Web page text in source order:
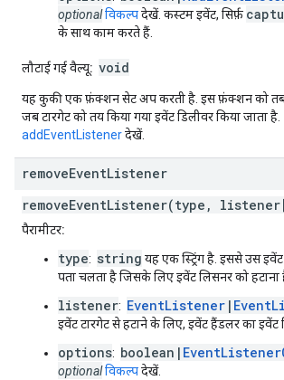
optionalविकल्पदेखें. कस्टम इवेंट, सिर्फ़
के साथ काम करते हैं.
लौटाई गई वैल्यू: void
यह कुकी एक फ़ंक्शन सेट अप करती है. इस फ़ंक्शन को तब
जब टारगेट को तय किया गया इवेंट डिलीवर किया जाता है.
addEventListenerदेखें.
removeEventListener
removeEventListener(type,
पैरामीटर:
type: string यह एक स्ट्रिंग है. इससे उस
पता चलता है जिसके लिए इवेंट लिसनर को हटाना
listener: EventListener |
इवेंट टारगेट से हटाने के लिए, इवेंट हैंडलर का इवेंट
options: boolean|
optionalविकल्पदेखें.